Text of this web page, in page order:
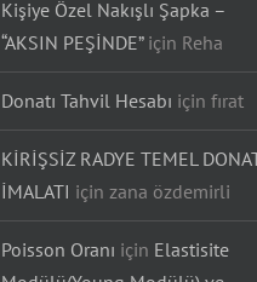
Kişiye Özel Nakışlı Şapka –
“AKSIN PEŞİNDE”içinReha
Donatı Tahvil Hesabıiçinfırat
KİRİŞSİZ RADYE TEMEL DONATI
İMALATIiçinzana özdemirli